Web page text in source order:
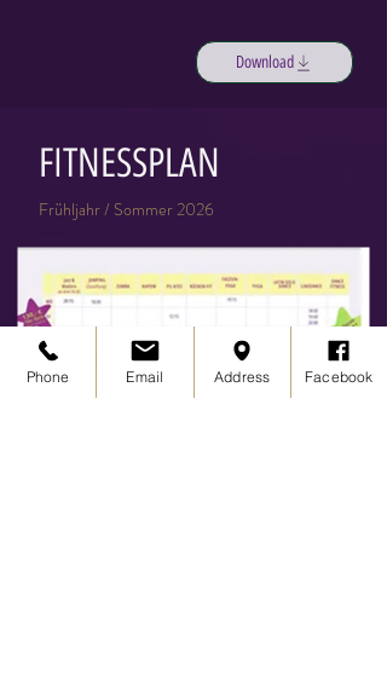
Download
FITNESSPLAN
Frühljahr / Sommer 2026
Phone Email Address Facebook